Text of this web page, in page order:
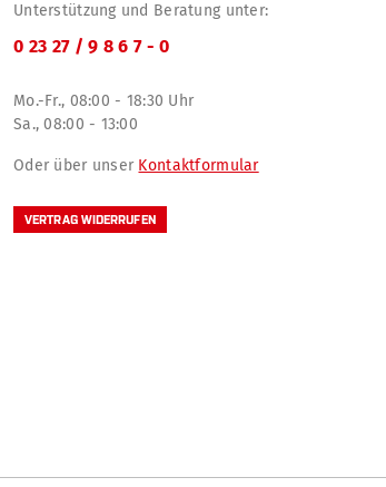
Unterstützung und Beratung unter:
0 23 27 / 9 8 6 7 - 0
Mo.-Fr., 08:00 - 18:30 Uhr
Sa., 08:00 - 13:00
Oder über unser Kontaktformular
VERTRAG WIDERRUFEN